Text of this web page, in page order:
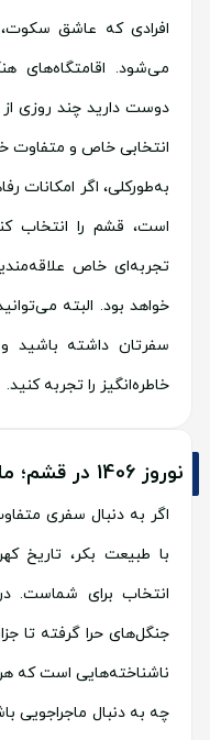
افرادی که عاشق
می‌شود. اقامتگاه‌های
دوست دارید چند روزی
انتخابی خاص و متفاوت
به‌طورکلی، اگر امکانات
است، قشم را انتخاب
تجربه‌ای خاص
خواهد بود. البته
سفرتان داشته باشید
خاطره‌انگیز را تجربه کنید.
نوروز 1406 در قشم؛ ماجراجویی بی‌نظیر
با طبیعت بکر، تاریخ
انتخاب برای شماست.
جنگل‌های حرا گرفته تا
ناشناخته‌هایی است که
چه به دنبال ماجراجویی